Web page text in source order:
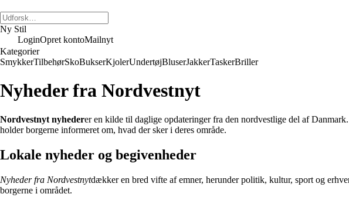
Ny Stil
LoginOpret kontoMailnyt
Kategorier
SmykkerTilbehørSkoBukserKjolerUndertøjBluserJakkerTaskerBriller
Nyheder fra Nordvestnyt
Nordvestnyt nyhederer en kilde til daglige opdateringer fra den nordvestlige del af
holder borgerne informeret om, hvad der sker i deres område.
Lokale nyheder og begivenheder
Nyheder fra Nordvestnytdækker en bred vifte af emner, herunder politik, kultur, sport og
borgerne i området.